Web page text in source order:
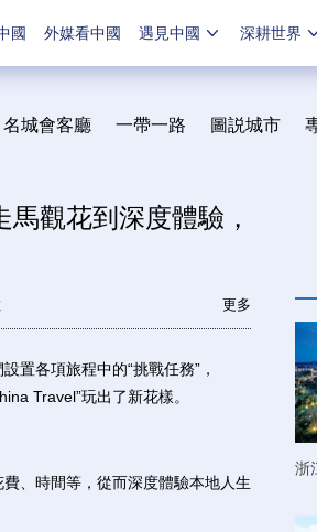
國 外媒看中國 遇見中國 深耕世界
名城會客廳 一帶一路 圖説城市
觀花到深度體驗，
更多
各項旅程中的“挑戰任務”，
Travel”玩出了新花樣。
、時間等，從而深度體驗本地人生
浙